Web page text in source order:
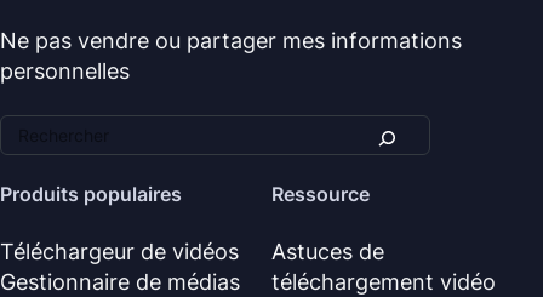
Ne pas vendre ou partager mes informations
personnelles
Produits populaires
Téléchargeur de vidéos
Gestionnaire de médias
Ressource
Astuces de
téléchargement vidéo